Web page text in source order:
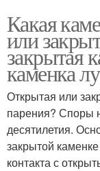
Какая
или
закрытая
каменка
Открытая или
парения? Споры
десятилетия.
закрытой
контакта с